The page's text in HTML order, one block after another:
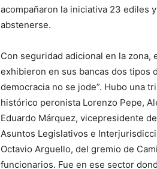
acompañaron la iniciativa 23 ediles
abstenerse.
Con seguridad adicional en la zona,
exhibieron en sus bancas dos tipos
democracia no se jode”. Hubo una
histórico peronista Lorenzo Pepe,
Eduardo Márquez, vicepresidente
Asuntos Legislativos e
Octavio Arguello, del gremio de
funcionarios. Fue en ese sector